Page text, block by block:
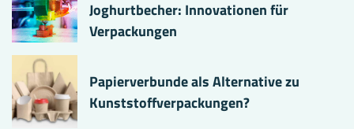
Joghurtbecher: Innovationen für
Verpackungen
Papierverbunde als Alternative zu
Kunststoffverpackungen?